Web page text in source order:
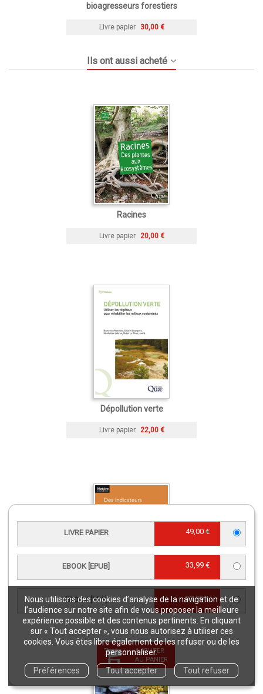
Nous utilisons des cookies d’analyse de la navigation et de
l’audience sur notre site afin de vous proposer la meilleure
expérience possible et des contenus pertinents. En cliquant
sur « Tout accepter », vous nous autorisez à utiliser ces
cookies. Vous êtes libre également de les refuser ou de les
personnaliser.
Préférences
Tout accepter Tout refuser
LIVRE PAPIER 49,00 €
EBOOK [EPUB] 33,99 €
EBOOK [PDF] 33,99 €
AJOUTER
AU PANIER
bioagresseurs forestiers
Livre papier 30,00 €
Ils ont aussi acheté
Racines
Livre papier 20,00 €
Dépollution verte
Livre papier 22,00 €
Des indicateurs pour préserver la
qualité des sols
Livre papier 35,00 €